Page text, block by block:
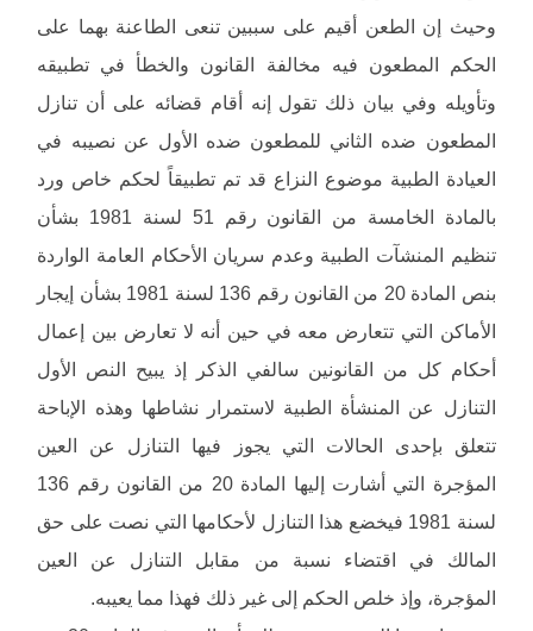
وحيث إن الطعن أقيم على سببين تنعى الطاعنة بهما على
الحكم المطعون فيه مخالفة القانون والخطأ في تطبيقه
وتأويله وفي بيان ذلك تقول إنه أقام قضائه على أن تنازل
المطعون ضده الثاني للمطعون ضده الأول عن نصيبه في
العيادة الطبية موضوع النزاع قد تم تطبيقاً لحكم خاص ورد
بالمادة الخامسة من القانون رقم 51 لسنة 1981 بشأن
تنظيم المنشآت الطبية وعدم سريان الأحكام العامة الواردة
بنص المادة 20 من القانون رقم 136 لسنة 1981 بشأن إيجار
الأماكن التي تتعارض معه في حين أنه لا تعارض بين إعمال
أحكام كل من القانونين سالفي الذكر إذ يبيح النص الأول
التنازل عن المنشأة الطبية لاستمرار نشاطها وهذه الإباحة
تتعلق بإحدى الحالات التي يجوز فيها التنازل عن العين
المؤجرة التي أشارت إليها المادة 20 من القانون رقم 136
لسنة 1981 فيخضع هذا التنازل لأحكامها التي نصت على حق
المالك في اقتضاء نسبة من مقابل التنازل عن العين
المؤجرة، وإذ خلص الحكم إلى غير ذلك فهذا مما يعيبه.